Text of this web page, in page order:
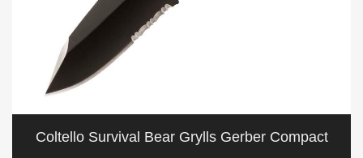
Coltello Survival Bear Grylls Gerber Compact